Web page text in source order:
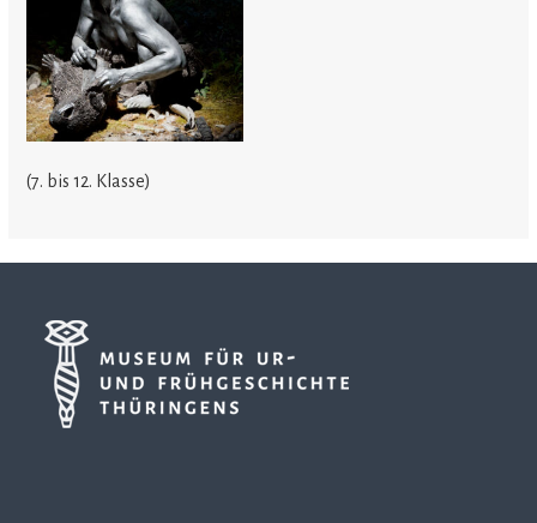
(7. bis 12. Klasse)